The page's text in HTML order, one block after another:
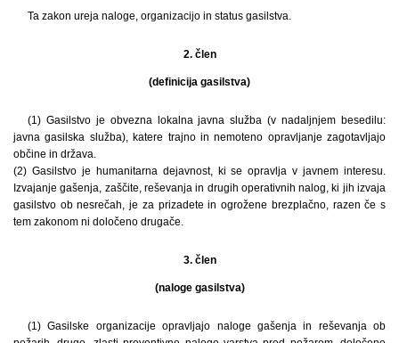
Ta zakon ureja naloge, organizacijo in status gasilstva.
2. člen
(definicija gasilstva)
(1) Gasilstvo je obvezna lokalna javna služba (v nadaljnjem besedilu:
javna gasilska služba), katere trajno in nemoteno opravljanje zagotavljajo
občine in država.
(2) Gasilstvo je humanitarna dejavnost, ki se opravlja v javnem interesu.
Izvajanje gašenja, zaščite, reševanja in drugih operativnih nalog, ki jih izvaja
gasilstvo ob nesrečah, je za prizadete in ogrožene brezplačno, razen če s
tem zakonom ni določeno drugače.
3. člen
(naloge gasilstva)
(1) Gasilske organizacije opravljajo naloge gašenja in reševanja ob